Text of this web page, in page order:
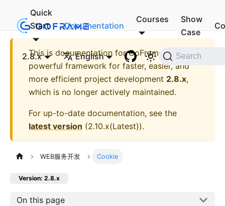
Quick
Start
Documentation
Courses
Show
Case
2.8.x English Search
This is documentation forGoFrame - A
powerful framework for faster, easier, and
more efficient project development 2.8.x,
which is no longer actively maintained.
For up-to-date documentation, see the
latest version (2.10.x(Latest)).
WEB服务开发 Cookie
Version: 2.8.x
On this page